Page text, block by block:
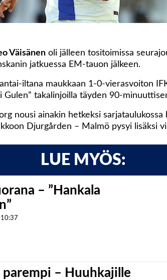
Väisänen oli jälleen tositoimissa
jatkuessa EM-tauon jälkeen.
iltana maukkaan 1-0-vierasvoiton
Gulen” takalinjoilla täyden 90-
nousi ainakin hetkeksi sarjataulukossa
Djurgården – Malmö pysyi lisäksi
LUE MYÖS:
– ”Hankala
10:37
parempi – Huuhkajille